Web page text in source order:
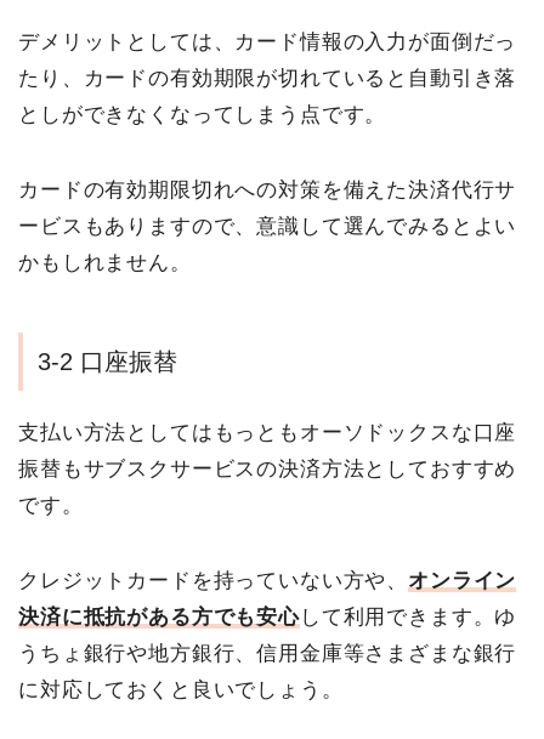
デメリットとしては、カード情報の入力が面倒だっ
たり、カードの有効期限が切れていると自動引き落
としができなくなってしまう点です。
カードの有効期限切れへの対策を備えた決済代行サ
ービスもありますので、意識して選んでみるとよい
かもしれません。
3-2 口座振替
支払い方法としてはもっともオーソドックスな口座
振替もサブスクサービスの決済方法としておすすめ
です。
クレジットカードを持っていない方や、 オンライン
決済に抵抗がある方でも安心して利用できます。ゆ
うちょ銀行や地方銀行、信用金庫等さまざまな銀行
に対応しておくと良いでしょう。